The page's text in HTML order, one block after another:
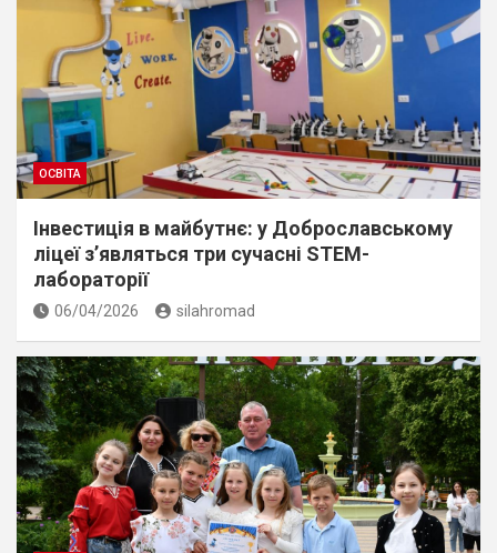
ОСВІТА
Інвестиція в майбутнє: у Доброславському
ліцеї з’являться три сучасні STEM-
лабораторії
06/04/2026 silahromad